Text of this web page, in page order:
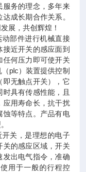
服务的理念，多年来
成长期合作关系。
展，共创辉煌！
部件进行机械直接
近开关的感应面到
任何压力即可使开关
plc）装置提供控制
即无触点开关），它
具有传感性能，且
应用寿命长，抗干扰
蚀等特点。产品有电
关，是理想的电子
关的感应区域，开关
发出电气指令，准确
用于一般的行程控